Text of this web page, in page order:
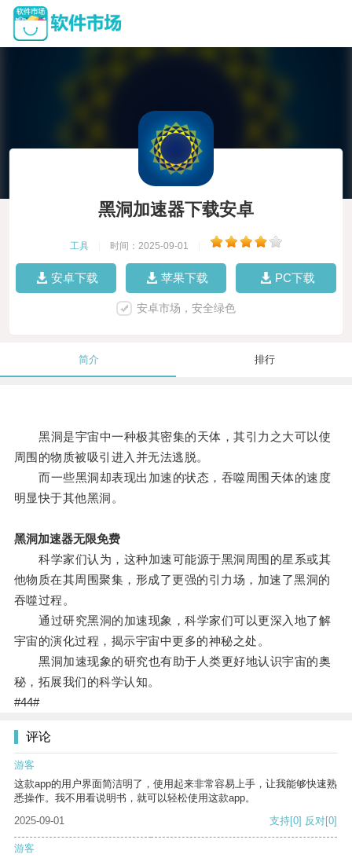
黑洞加速器下载安卓
工具 时间：2025-09-01
安卓下载 苹果下载 PC下载
安卓市场，安全绿色
简介 排行
黑洞是宇宙中一种极其密集的天体，其引力之大可以使
周围的物质被吸引进入并无法逃脱。
而一些黑洞却表现出加速的状态，吞噬周围天体的速度
明显快于其他黑洞。
黑洞加速器无限免费
科学家们认为，这种加速可能源于黑洞周围的星系或其
他物质在其周围聚集，形成了更强的引力场，加速了黑洞的
吞噬过程。
通过研究黑洞的加速现象，科学家们可以更深入地了解
宇宙的演化过程，揭示宇宙中更多的神秘之处。
黑洞加速现象的研究也有助于人类更好地认识宇宙的奥
秘，拓展我们的科学认知。
#44#
评论
游客
这款app的用户界面简洁明了，使用起来非常容易上手，让我能够快速熟
悉操作。我不用看说明书，就可以轻松使用这款app。
2025-09-01
支持[0] 反对[0]
游客